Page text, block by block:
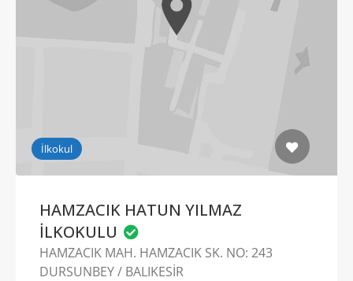
İlkokul
HAMZACIK HATUN YILMAZ
İLKOKULU
HAMZACIK MAH. HAMZACIK SK. NO: 243
DURSUNBEY / BALIKESİR